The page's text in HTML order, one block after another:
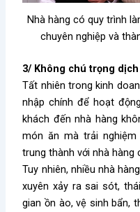
Nhà hàng có quy trình
chuyên nghiệp và
3/ Không chú trọng
Tất nhiên trong kinh
nhập chính để hoạt
khách đến nhà hàng
món ăn mà trải
trung thành với nhà hàng
Tuy nhiên, nhiều nhà
xuyên xảy ra sai sót,
gian ồn ào, vệ sinh bẩn,